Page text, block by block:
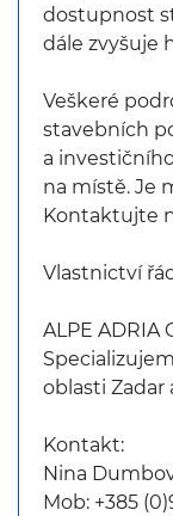
dostupnost
dále zvyšuje
Veškeré
stavebních
a
na místě. Je
Kontaktujte
Vlastnictví
ALPE ADRIA
oblasti Zadar
Kontakt:
Nina
Mob: +385